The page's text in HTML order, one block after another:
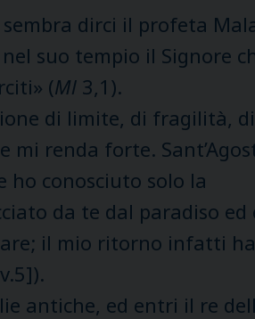
dirci il profeta
suo tempio il Signore
(Ml 3,1).
di limite, di fragilità, di
mi renda forte.
conosciuto solo la
da te dal paradiso
il mio ritorno infatti
antiche, ed entri il re